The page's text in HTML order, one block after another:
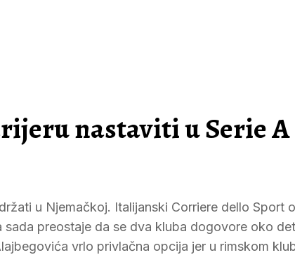
nastaviti u Serie A
u Njemačkoj. Italijanski Corriere dello Sport
preostaje da se dva kluba dogovore oko
vrlo privlačna opcija jer u rimskom